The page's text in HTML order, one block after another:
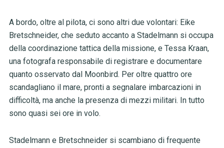
A bordo, oltre al pilota, ci sono altri due volontari: Eike
Bretschneider, che seduto accanto a Stadelmann si occupa
della coordinazione tattica della missione, e Tessa Kraan,
una fotografa responsabile di registrare e documentare
quanto osservato dal Moonbird. Per oltre quattro ore
scandagliano il mare, pronti a segnalare imbarcazioni in
difficoltà, ma anche la presenza di mezzi militari. In tutto
sono quasi sei ore in volo.
Stadelmann e Bretschneider si scambiano di frequente